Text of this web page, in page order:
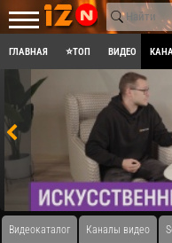
ГЛАВНАЯ ⭐ТОП ВИДЕО
Видеокаталог Каналы видео